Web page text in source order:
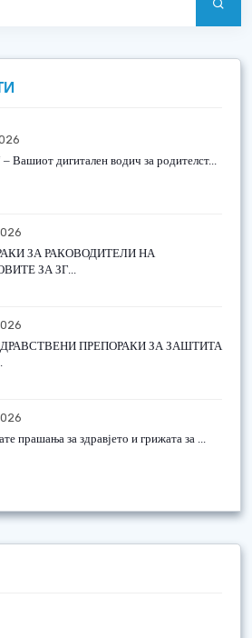
– Вашиот дигитален водич за родителст...
ЗА РАКОВОДИТЕЛИ НА
ЗА ЗГ...
ПРЕПОРАКИ ЗА ЗАШТИТА
прашања за здравјето и грижата за ...